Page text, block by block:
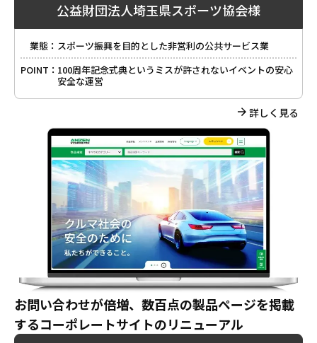
公益財団法人埼玉県スポーツ協会様
業態： スポーツ振興を目的とした非営利の公共サービス業
POINT： 100周年記念式典というミスが許されないイベントの安心
安全な運営
詳しく見る
お問い合わせが倍増、数百点の製品ページを掲載
するコーポレートサイトのリニューアル